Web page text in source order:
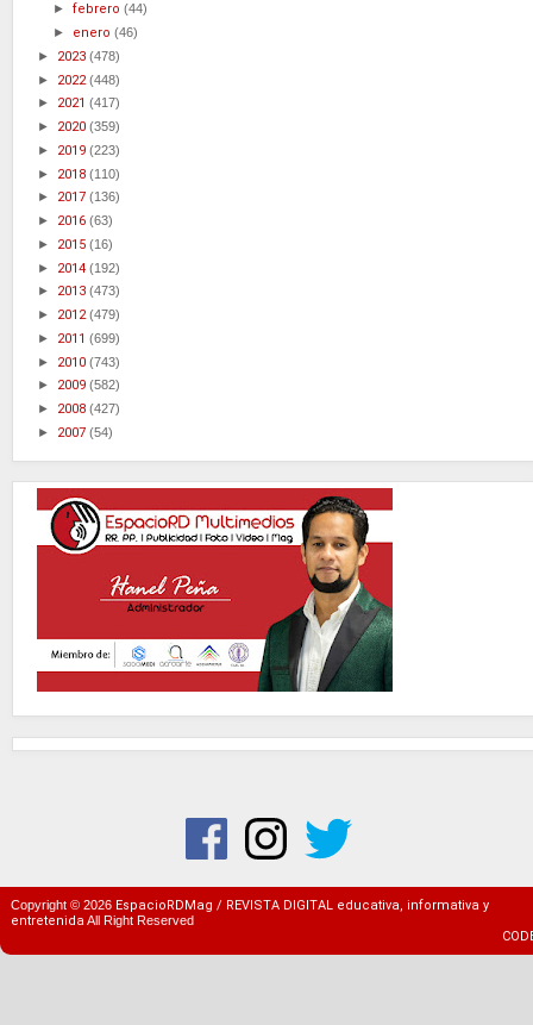
►febrero(44)
► enero(46)
► 2023 (478)
► 2022 (448)
► 2021 (417)
► 2020 (359)
► 2019 (223)
► 2018 (110)
► 2017 (136)
► 2016 (63)
► 2015 (16)
► 2014 (192)
► 2013 (473)
► 2012(479)
► 2011 (699)
► 2010 (743)
► 2009 (582)
► 2008 (427)
► 2007 (54)
Copyright © 2026 EspacioRDMag / REVISTA DIGITAL educativa, informativa y
entretenidaAll Right Reserved